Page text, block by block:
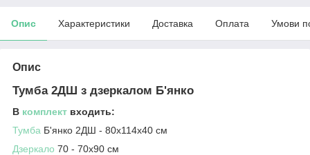
Опис Характеристики Доставка Оплата Умови
Опис
Тумба 2ДШ з дзеркалом Б'янко
В комплект входить:
Тумба Б'янко 2ДШ - 80х114х40 см
Дзеркало 70 - 70х90 см